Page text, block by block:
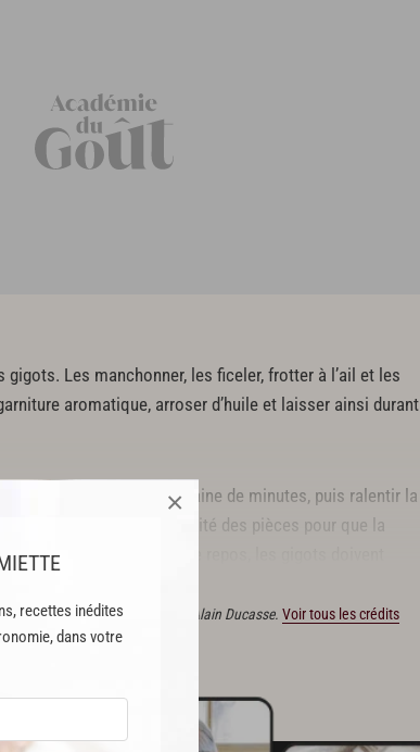
recettes inédites
dans votre
×
Les manchonner, les ficeler, frotter à l’ail et les
aromatique, arroser d’huile et laisser ainsi durant
à feu vif pendant une dizaine de minutes, puis ralentir la
cuisson suivant la conformité des pièces pour que la
48 °C. Après le temps de repos, les gigots doivent
de 54 °C.
de Cuisine" publié aux Éditions Alain Ducasse. Voir tous les crédits